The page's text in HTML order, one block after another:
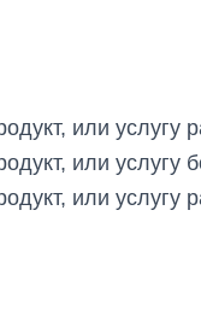
или услугу
или услугу
или услугу